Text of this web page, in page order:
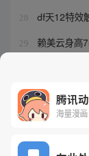
28 df天12特效
29 赖美云身高
刘美含卿卿
腾讯
海量漫